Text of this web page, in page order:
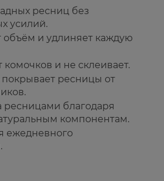
ресниц без
усилий.
объём и удлиняет каждую
комочков и не склеивает.
ресницы от
ресницами благодаря
компонентам.
ежедневного